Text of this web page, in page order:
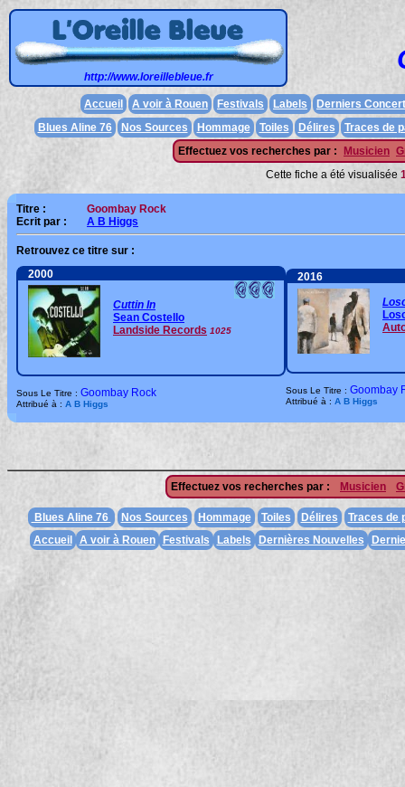
http://www.loreillebleue.fr
Accueil A voir à Rouen Festivals Labels
Derniers
Blues Aline 76
Nos Sources Hommage Toiles Délires
Traces de
Effectuez vos recherches par :
Musicien
Cette fiche a été visualisée
Titre :
Goombay Rock
Ecrit par :
A B Higgs
Retrouvez ce titre sur :
2000
Cuttin In
Sean Costello
Landside Records 1025
Sous Le Titre : Goombay Rock
Attribué à : A B Higgs
2016
Sous Le Titre : Goombay
Attribué à : A B Higgs
Effectuez vos recherches par : Musicien
Blues Aline 76 Nos Sources Hommage Toiles Délires
Traces de
Accueil
A voir à Rouen Festivals Labels Dernières Nouvelles